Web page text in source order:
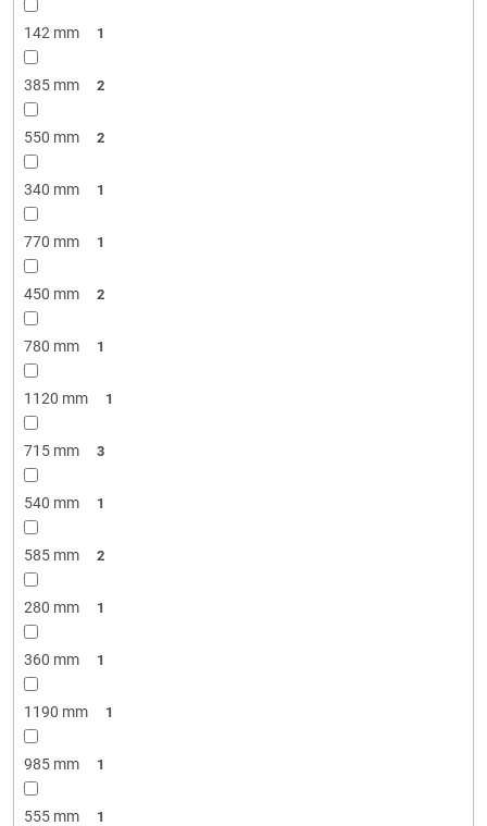
142 mm 1
385 mm 2
550 mm 2
340 mm 1
770 mm 1
450 mm 2
780 mm 1
1120 mm 1
715 mm 3
540 mm 1
585 mm 2
280 mm 1
360 mm 1
1190 mm 1
985 mm 1
555 mm 1